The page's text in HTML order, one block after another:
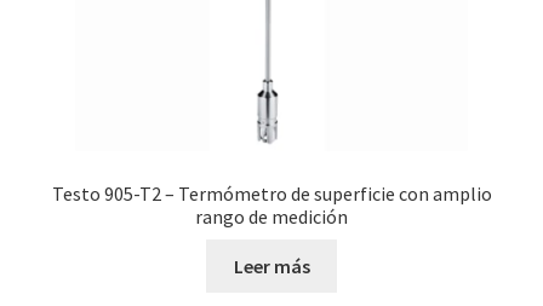
Testo 905-T2 – Termómetro de superficie con amplio
rango de medición
Leer más